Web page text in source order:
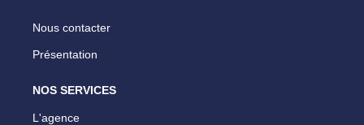
Nous contacter
Présentation
NOS SERVICES
L'agence